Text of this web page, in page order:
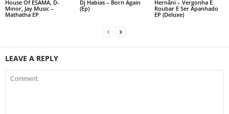
House Of ESAMA, D-
Minor, Jay Music –
Mathatha EP
Dj Habias – Born Again
(Ep)
Hernâni – Vergonha É
Roubar E Ser Apanhado
EP (Deluxe)
LEAVE A REPLY